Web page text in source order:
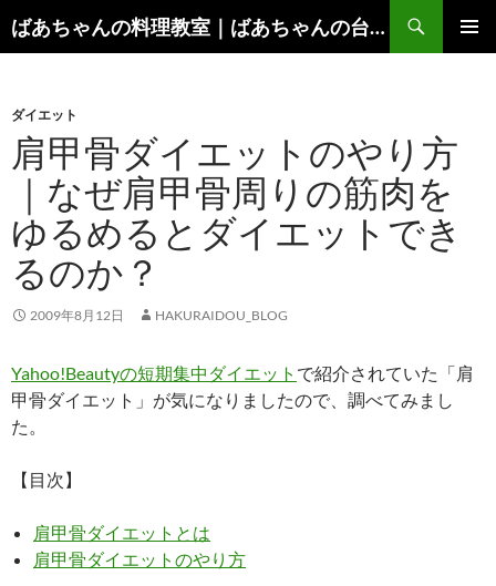
ン
ツ
ス
ッ
プ
ばあちゃんの料理教室｜ばあちゃんの台所から学ぶ、食と健康の知恵
索
ダイエット
肩甲骨ダイエットのやり方
｜なぜ肩甲骨周りの筋肉を
ゆるめるとダイエットでき
るのか？
2009年8月12日 HAKURAIDOU_BLOG
Yahoo!Beautyの短期集中ダイエット で紹介されていた「肩
甲骨ダイエット」が気になりましたので、調べてみまし
た。
【目次】
肩甲骨ダイエットとは
肩甲骨ダイエットのやり方